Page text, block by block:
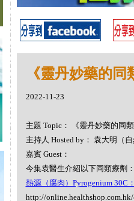
《靈丹妙藥的
2022-11-23
主題 Topic： 《靈丹妙藥的同
主持人 Hosted by： 袁大明（自
嘉賓 Guest：
今集袁醫生介紹以下同類療劑
熱源（腐肉）Pyrogenium 30C：
http://